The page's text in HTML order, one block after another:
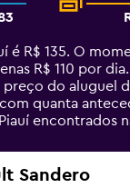
R$ 135. O
R$ 110 por
do aluguel
quanta
encontrados
Sandero